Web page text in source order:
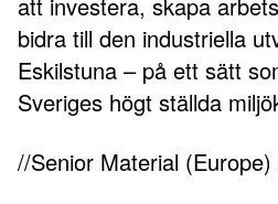
bidra till den industriella
Eskilstuna – på ett sätt
Sveriges högt ställda
//Senior Material (Europe)